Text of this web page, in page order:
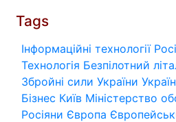
Tags
Інформаційні технології
Технологія Безпілотний
Збройні сили України
Бізнес Київ Міністерство
Росіяни Європа